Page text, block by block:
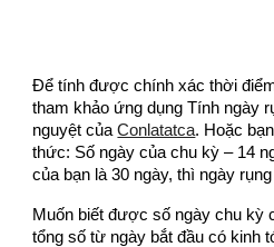
Để tính được chính xác thời
tham khảo ứng dụng Tính ngày
nguyệt của Conlatatca. Hoặc
thức: Số ngày của chu kỳ – 14
của bạn là 30 ngày, thì ngày
Muốn biết được số ngày chu kỳ
tổng số từ ngày bắt đầu có kinh